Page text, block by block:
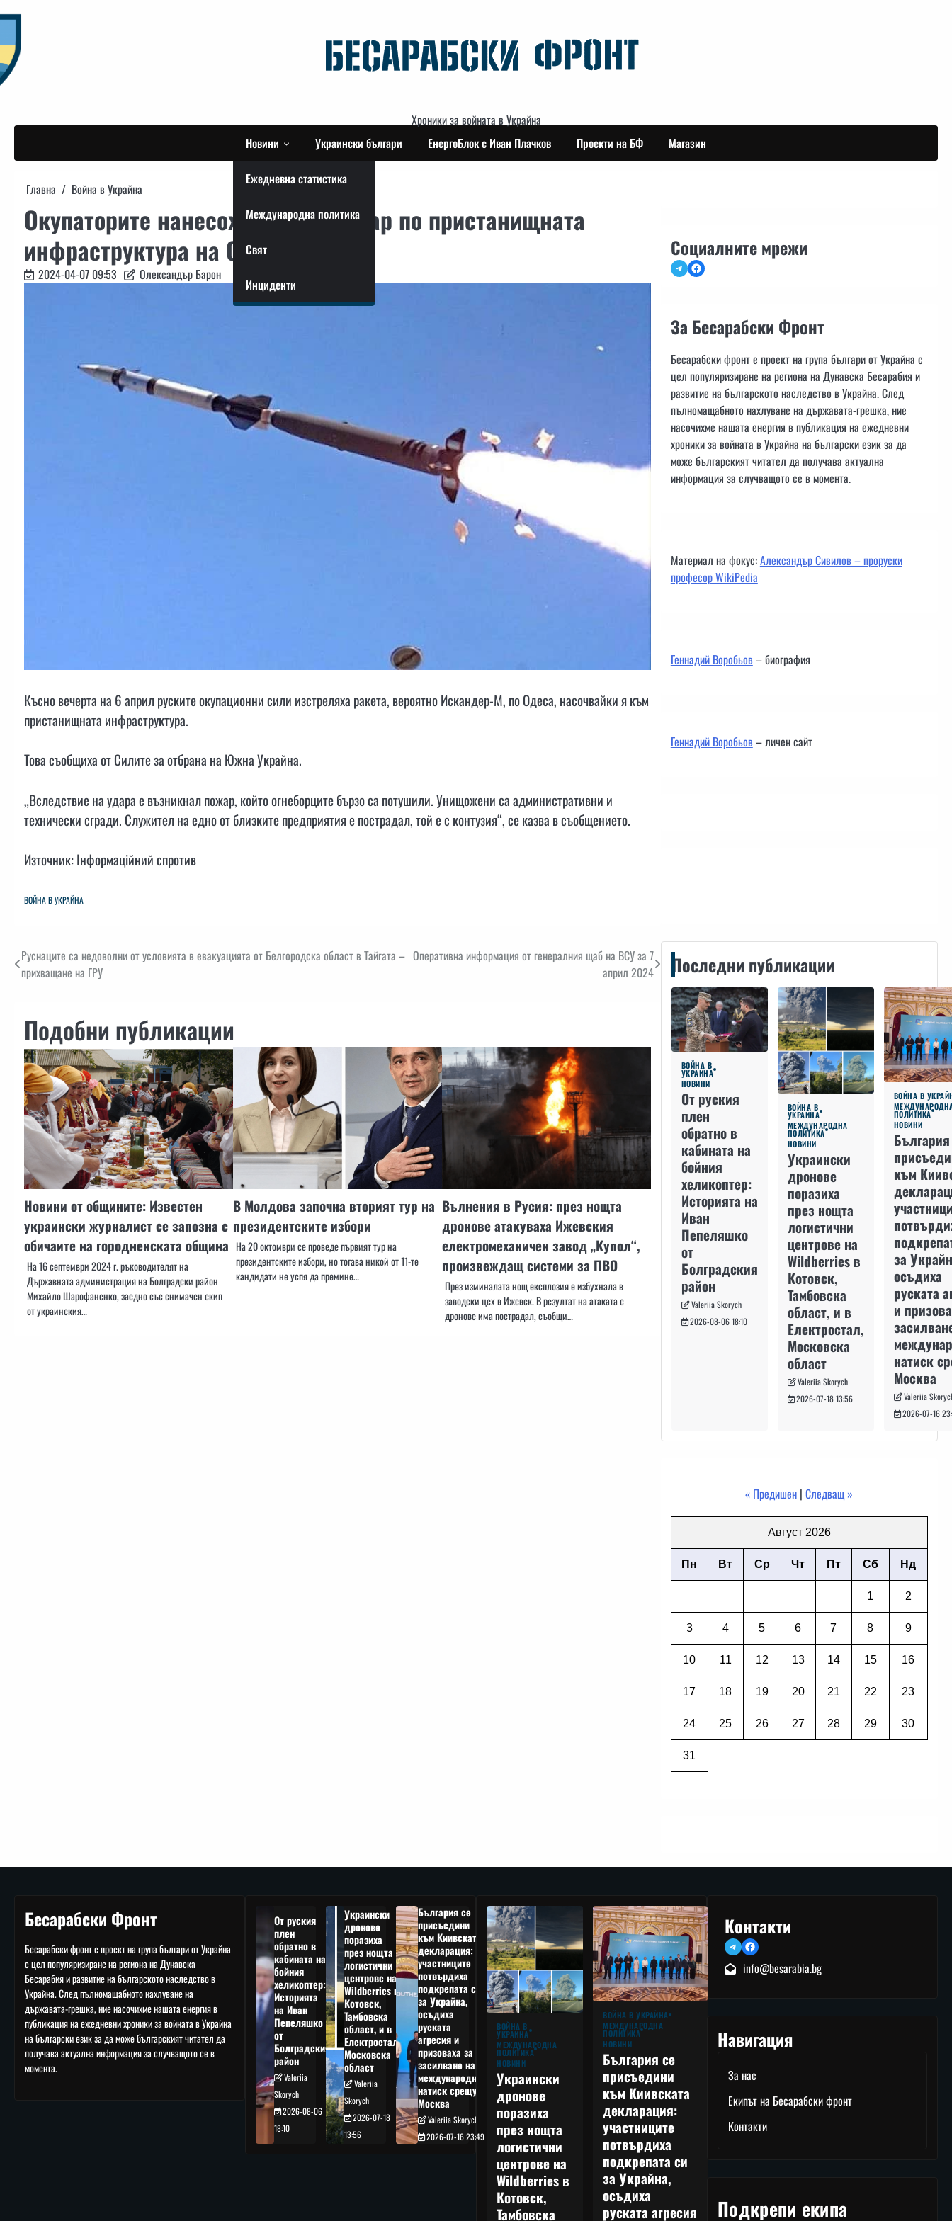
to
content
Хроники за войната в Украйна
Новини
Ежедневна статистика
Международна политика
Свят
Инциденти
Украински българи ЕнергоБлок с Иван Плачков Проекти на БФ Магазин
Главна Война в Украйна
Окупаторите нанесоха ракетен удар по пристанищната
инфраструктура на Одеса
2024-04-07 09:53 Олександър Барон
Късно вечерта на 6 април руските окупационни сили изстреляха ракета, вероятно Искандер-М, по Одеса, насочвайки я към
пристанищната инфраструктура.
Това съобщиха от Силите за отбрана на Южна Украйна.
„Вследствие на удара е възникнал пожар, който огнеборците бързо са потушили. Унищожени са административни и
технически сгради. Служител на едно от близките предприятия е пострадал, той е с контузия“, се казва в съобщението.
Източник: Інформаційний спротив
ВОЙНА В УКРАЙНА
Навигация
Руснаците са недоволни от условията в евакуацията от Белгородска област в Тайгата –
прихващане на ГРУ
Оперативна информация от генералния щаб на ВСУ за 7
април 2024
Подобни публикации
Новини от общините: Известен
украински журналист се запозна с
обичаите на городненската община
На 16 септември 2024 г. ръководителят на
Държавната администрация на Болградски район
Михайло Шарофаненко, заедно със снимачен екип
от украинския…
В Молдова започна вторият тур на
президентските избори
На 20 октомври се проведе първият тур на
президентските избори, но тогава никой от 11-те
кандидати не успя да премине…
Вълнения в Русия: през нощта
дронове атакуваха Ижевския
електромеханичен завод „Купол“,
произвеждащ системи за ПВО
През изминалата нощ експлозия е избухнала в
заводски цех в Ижевск. В резултат на атаката с
дронове има пострадал, съобщи…
Социалните мрежи
TelegramFacebook
За Бесарабски Фронт
Бесарабски фронт е проект на група българи от Украйна с
цел популяризиране на региона на Дунавска Бесарабия и
развитие на българското наследство в Украйна. След
пълномащабното нахлуване на държавата-грешка, ние
насочихме нашата енергия в публикация на ежедневни
хроники за войната в Украйна на български език за да
може българският читател да получава актуална
информация за случващото се в момента.
Материал на фокус:Александър Сивилов – проруски
професор WikiPedia
Геннадий Воробьов– биография
Геннадий Воробьов– личен сайт
Последни публикации
ВОЙНА В
УКРАЙНА
НОВИНИ
От руския
плен
обратно в
кабината на
бойния
хеликоптер:
Историята на
Иван
Пепеляшко
от
Болградския
район
Valeriia Skorych
2026-08-06 18:10
ВОЙНА В
УКРАЙНА
МЕЖДУНАРОДНА
ПОЛИТИКА
НОВИНИ
Украински
дронове
поразиха
през нощта
логистични
центрове на
Wildberries в
Котовск,
Тамбовска
област, и в
Електростал,
Московска
област
Valeriia Skorych
2026-07-18 13:56
ВОЙНА В
ПОЛИТИКА
НОВИНИ
към
за
осъдиха
руската
и
натиск
Москва
Valeriia
2026-07-16
« Предишен |Следващ »
Август 2026
Пн Вт Ср Чт Пт Сб Нд
1 2
3 4 5 6 7 8 9
10 11 12 13 14 15 16
17 18 19 20 21 22 23
24 25 26 27 28 29 30
31
Бесарабски Фронт
Бесарабски фронт е проект на група българи от Украйна
с цел популяризиране на региона на Дунавска
Бесарабия и развитие на българското наследство в
Украйна. След пълномащабното нахлуване на
държавата-грешка, ние насочихме нашата енергия в
публикация на ежедневни хроники за войната в Украйна
на български език за да може българският читател да
получава актуална информация за случващото се в
момента.
От руския
плен
обратно в
кабината на
бойния
хеликоптер:
Историята
на Иван
Пепеляшко
от
Болградския
район
Valeriia
Skorych
2026-08-06
18:10
Украински
дронове
поразиха
през нощта
логистични
центрове на
Wildberries в
Котовск,
Тамбовска
област, и в
Електростал,
Московска
област
Valeriia
Skorych
2026-07-18
13:56
България се
присъедини
към Киивската
декларация:
участниците
потвърдиха
подкрепата си
за Украйна,
осъдиха
руската
агресия и
призоваха за
засилване на
международния
натиск срещу
Москва
Valeriia Skorych
2026-07-16 23:49
ВОЙНА В
УКРАЙНА
МЕЖДУНАРОДНА
ПОЛИТИКА
НОВИНИ
Украински
дронове
поразиха
през нощта
логистични
центрове на
Wildberries в
Котовск,
Тамбовска
ВОЙНА В УКРАЙНА
МЕЖДУНАРОДНА
ПОЛИТИКА
НОВИНИ
България се
присъедини
към Киивската
декларация:
участниците
потвърдиха
подкрепата си
за Украйна,
осъдиха
руската агресия
Контакти
TelegramFacebook
info@besarabia.bg
Навигация
За нас
Екипът на Бесарабски фронт
Контакти
Подкрепи екипа